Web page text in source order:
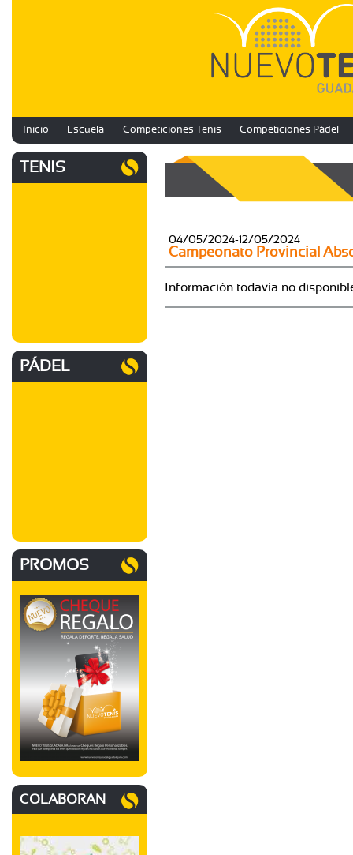
Inicio Escuela Competiciones Tenis Competiciones Pádel
TENIS
PÁDEL
PROMOS
COLABORAN
04/05/2024-12/05/2024
Campeonato Provincial
Información todavía no